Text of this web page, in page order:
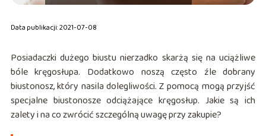
Data publikacji: 2021-07-08
Posiadaczki dużego biustu nierzadko skarżą się na uciążliwe
bóle kręgosłupa. Dodatkowo noszą często źle dobrany
biustonosz, który nasila dolegliwości. Z pomocą mogą przyjść
specjalne biustonosze odciążające kręgosłup. Jakie są ich
zalety i na co zwrócić szczególną uwagę przy zakupie?